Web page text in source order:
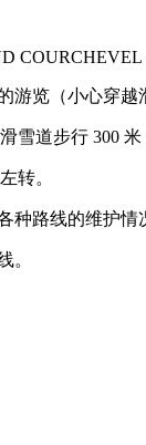
游览（小心穿越
雪道步行 300
转。
种路线的维护情
。